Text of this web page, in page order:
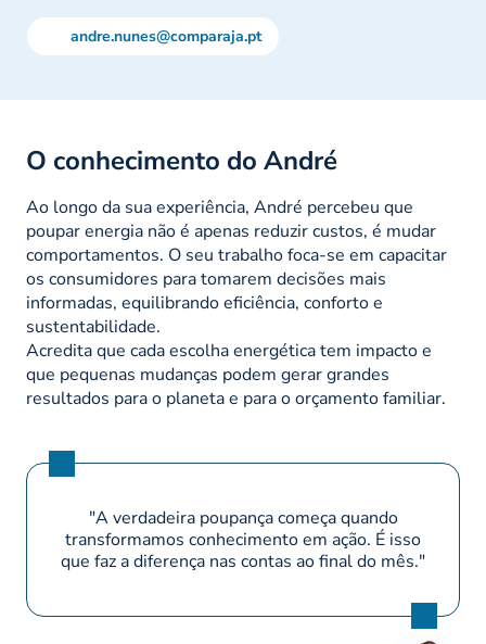
andre.nunes@comparaja.pt
O conhecimento do André
Ao longo da sua experiência, André percebeu que
poupar energia não é apenas reduzir custos, é mudar
comportamentos. O seu trabalho foca-se em capacitar
os consumidores para tomarem decisões mais
informadas, equilibrando eficiência, conforto e
sustentabilidade.
Acredita que cada escolha energética tem impacto e
que pequenas mudanças podem gerar grandes
resultados para o planeta e para o orçamento familiar.
"A verdadeira poupança começa quando
transformamos conhecimento em ação. É isso
que faz a diferença nas contas ao final do mês."